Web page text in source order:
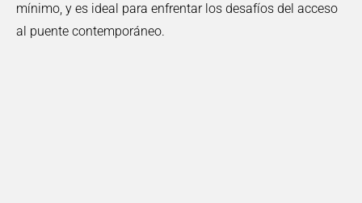
mínimo, y es ideal para enfrentar los desafíos del acceso
al puente contemporáneo.